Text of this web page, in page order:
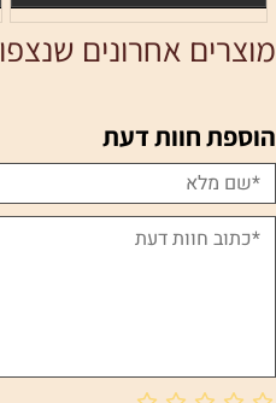
מוצרים אחרונים שנצפו
הוספת חוות דעת